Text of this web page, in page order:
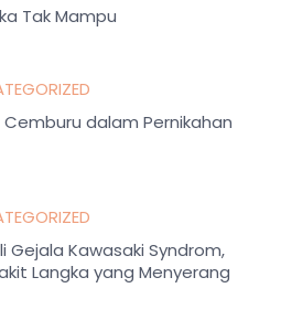
Tak Mampu
dalam Pernikahan
Gejala Kawasaki Syndrom,
Langka yang Menyerang